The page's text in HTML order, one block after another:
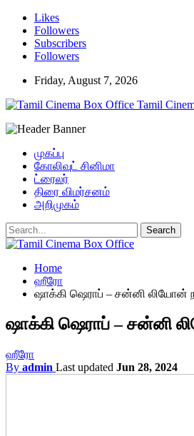
Likes
Followers
Subscribers
Followers
Friday, August 7, 2026
Tamil
முகப்பு
கோலிவுட் சினிமா
ட்ரைலர்
திரை விமர்சனம்
அறிமுகம்
Home
ஹீரோ
ஷாக்கி ஷெராப் – சன்னி
ஷாக்கி ஷெராப் – சன்னி
ஹீரோ
By admin Last updated Jun 28, 2024